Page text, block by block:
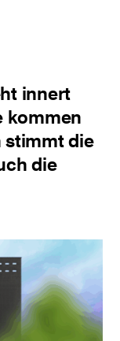
innert
kommen
stimmt die
die